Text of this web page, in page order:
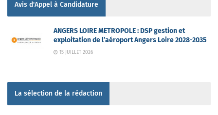
Avis d'Appel à Candidature
ANGERS LOIRE METROPOLE : DSP gestion et
exploitation de l’aéroport Angers Loire 2028-2035
15 JUILLET 2026
La sélection de la rédaction